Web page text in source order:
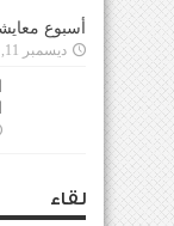
أسبوع
ديسمبر 11, 2023
لقاء